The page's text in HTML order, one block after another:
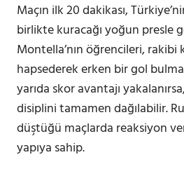
Maçın ilk 20 dakikası,
birlikte kuracağı yoğun presle
Montella’nın öğrencileri, rakibi
hapsederek erken bir gol
yarıda skor avantajı
disiplini tamamen dağılabilir.
düştüğü maçlarda reaksiyon
yapıya sahip.